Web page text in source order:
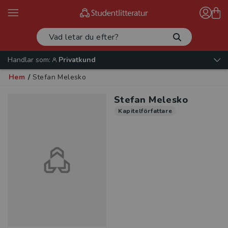
Handlar som:
Privatkund
Hem / Stefan Melesko
Stefan Melesko
Kapitelförfattare